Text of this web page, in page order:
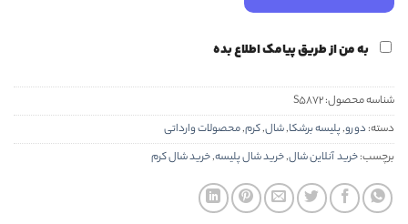
به من از طریق پیامک اطلاع بده
شناسه محصول:S5872
دسته: دورو,پلیسه برشکا,شال,کرم,محصولات وارداتی
برچسب:خرید آنلاین شال,خرید شال پلیسه,خرید شال کرم